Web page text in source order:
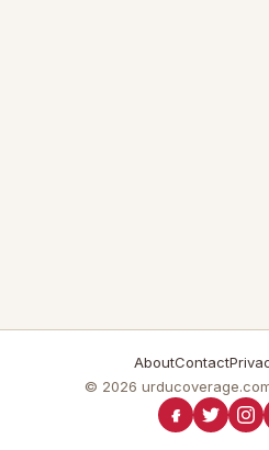
AboutContact
© 2026